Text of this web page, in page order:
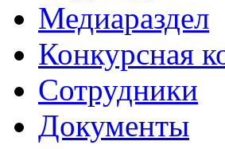
Медиараздел
Конкурсная
Сотрудники
Документы